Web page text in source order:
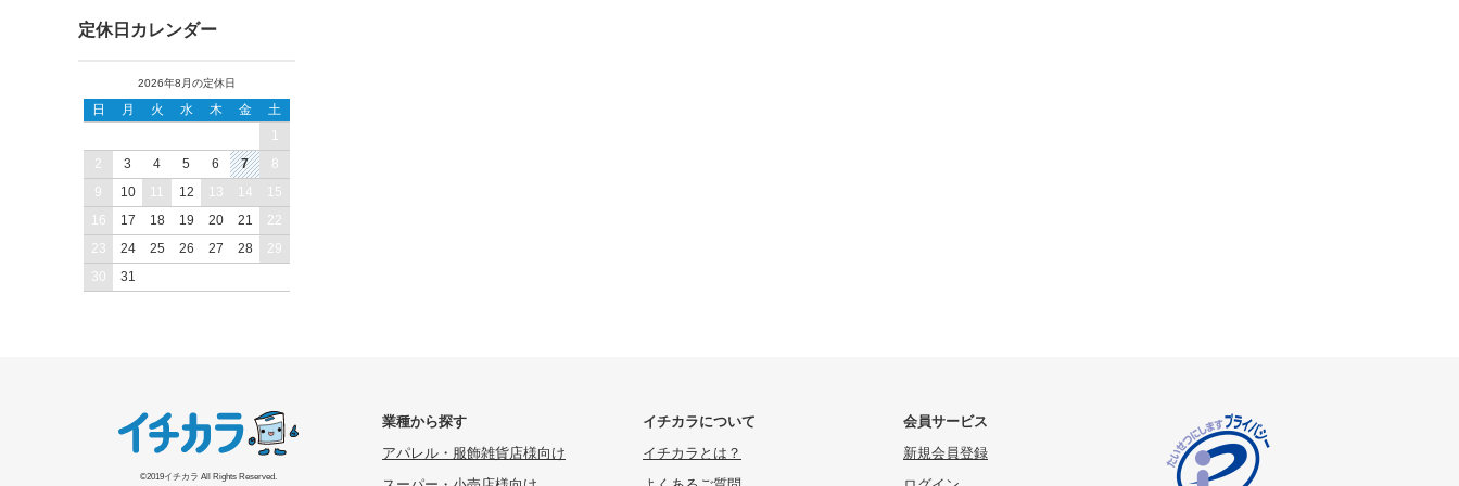
定休日カレンダー
2026年8月の定休日
日 月 火 水 木 金
土
2 3 4 5 6 7 8
9 10 12 13 14 15
16 17 18 19 20 21 22
23 24 25 26 27 28 29
30 31
©2019イチカラ All Rights Reserved.
業種から探す
アパレル・服飾雑貨店様向け
イチカラについて
イチカラとは？
会員サービス
新規会員登録